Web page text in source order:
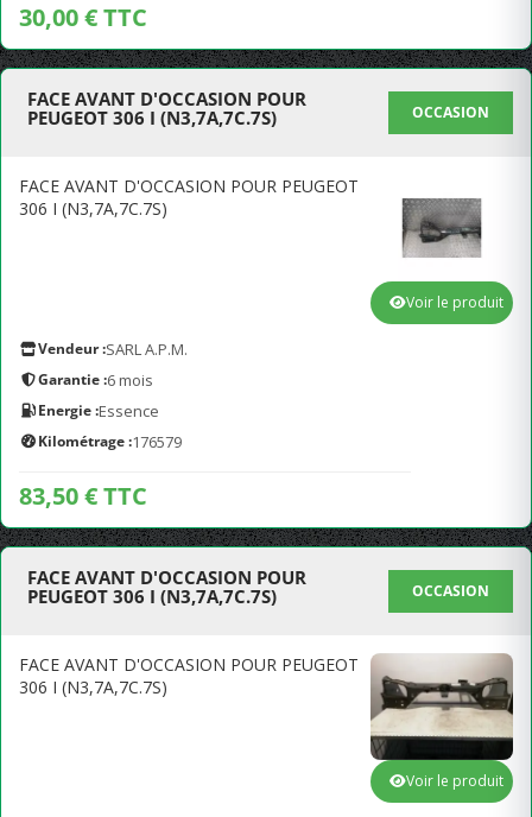
30,00 € TTC
FACE AVANT D'OCCASION POUR
PEUGEOT 306 I (N3,7A,7C.7S)
OCCASION
FACE AVANT D'OCCASION POUR PEUGEOT
306 I (N3,7A,7C.7S)
Vendeur :SARL A.P.M.
Garantie :6 mois
Energie :Essence
Kilométrage :176579
83,50 € TTC
Voir le produit
FACE AVANT D'OCCASION POUR
PEUGEOT 306 I (N3,7A,7C.7S)
OCCASION
FACE AVANT D'OCCASION POUR PEUGEOT
306 I (N3,7A,7C.7S)
Voir le produit